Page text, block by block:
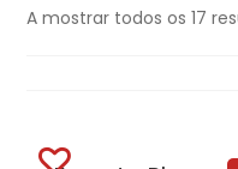
A mostrar todos os 17